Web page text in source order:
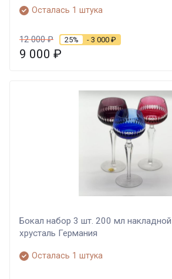
Осталась 1 штука
12 000₽ 25% - 3 000 ₽
9 000 ₽
Бокал набор 3 шт. 200 мл накладной
хрусталь Германия
Осталась 1 штука